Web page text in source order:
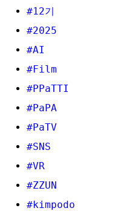
#12기
#2025
#AI
#Film
#PPaTTI
#PaPA
#PaTV
#SNS
#VR
#ZZUN
#kimpodo